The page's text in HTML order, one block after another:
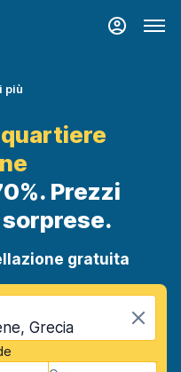
più
Prezzi
gratuita
Grecia